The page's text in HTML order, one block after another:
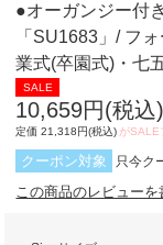
●オーガンジー付
「SU1683」/ フ
業式(卒園式)・七
10,659円(税込)
定価 21,318円(税込)
クーポン対象 只今ク
この商品のレビュー